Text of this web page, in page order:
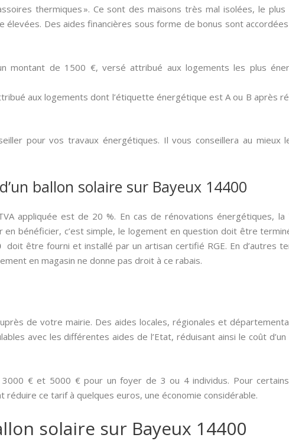
thermiques ». Ce sont des maisons très mal isolées, le plus
élevées. Des aides financières sous forme de bonus sont
montant de 1500 €, versé attribué aux logements les plus
aux logements dont l’étiquette énergétique est A ou B après
pour vos travaux énergétiques. Il vous conseillera au mieux
ballon solaire sur Bayeux 14400
appliquée est de 20 %. En cas de rénovations énergétiques, la
bénéficier, c’est simple, le logement en question doit être
doit être fourni et installé par un artisan certifié RGE. En d’autres
en magasin ne donne pas droit à ce rabais.
de votre mairie. Des aides locales, régionales et
avec les différentes aides de l’Etat, réduisant ainsi le coût d’un
€ et 5000 € pour un foyer de 3 ou 4 individus. Pour
ce tarif à quelques euros, une économie considérable.
solaire sur Bayeux 14400